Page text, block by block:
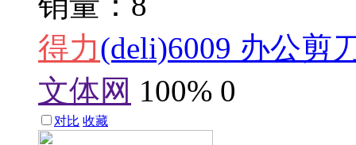
得力(deli)6009 办公剪
文体网 100% 0
对比 收藏